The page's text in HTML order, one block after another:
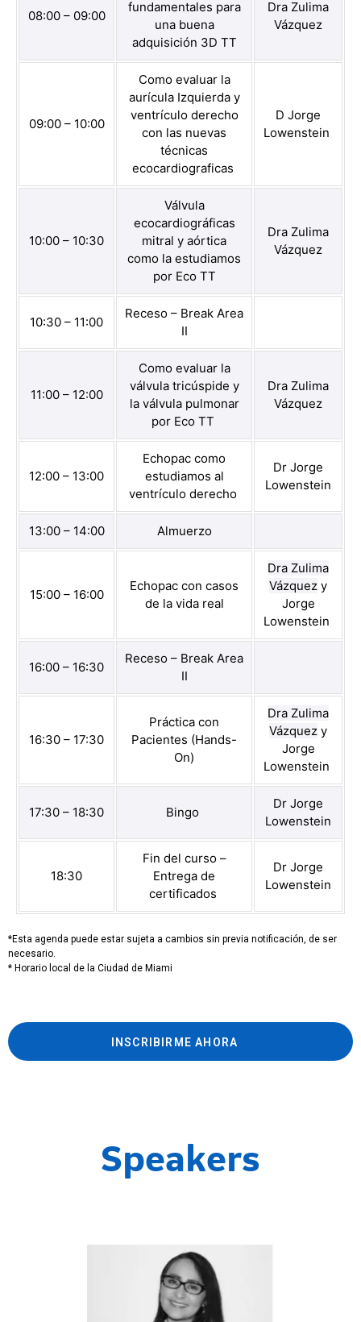
08:00 – 09:00
fundamentales para
una buena
adquisición 3D TT
Dra Zulima
Vázquez
09:00 – 10:00
Como evaluar la
aurícula Izquierda y
ventrículo derecho
con las nuevas
técnicas
ecocardiograficas
D Jorge
Lowenstein
10:00 – 10:30
Válvula
ecocardiográficas
mitral y aórtica
como la estudiamos
por Eco TT
Dra Zulima
Vázquez
10:30 – 11:00
Receso – Break Area
II
11:00 – 12:00
Como evaluar la
válvula tricúspide y
la válvula pulmonar
por Eco TT
Dra Zulima
Vázquez
12:00 – 13:00
Echopac como
estudiamos al
ventrículo derecho
Dr Jorge
Lowenstein
13:00 – 14:00 Almuerzo
15:00 – 16:00
Echopac con casos
de la vida real
Dra Zulima
Vázquez y
Jorge
Lowenstein
16:00 – 16:30
Receso – Break Area
II
16:30 – 17:30
Práctica con
Pacientes (Hands-
On)
Dra Zulima
Vázquez y
Jorge
Lowenstein
17:30 – 18:30 Bingo
Dr Jorge
Lowenstein
18:30
Fin del curso –
Entrega de
certificados
Dr Jorge
Lowenstein
*Esta agenda puede estar sujeta a cambios sin previa notificación, de ser
necesario.
* Horario local de la Ciudad de Miami
INSCRIBIRME AHORA
Speakers